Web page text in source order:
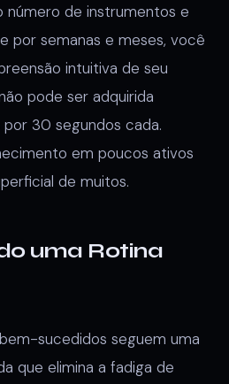
de instrumentos e
por semanas e meses, você
intuitiva de seu
pode ser adquirida
30 segundos cada.
em poucos ativos
de muitos.
uma Rotina
sucedidos seguem uma
que elimina a fadiga de